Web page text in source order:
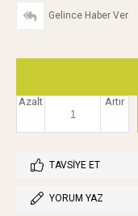
Gelince Haber Ver
Artır
Azalt
TAVSIYE ET
YORUM YAZ